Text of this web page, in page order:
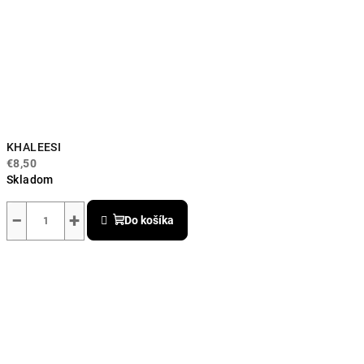
KHALEESI
€8,50
Skladom
+
− Do košíka